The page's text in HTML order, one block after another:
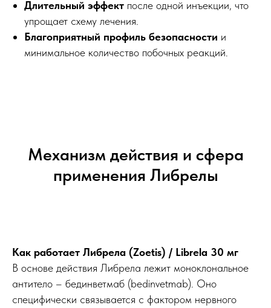
Длительный эффект после одной инъекции, что
упрощает схему лечения.
Благоприятный профиль безопасности и
минимальное количество побочных реакций.
Механизм действия и сфера
применения Либрелы
Как работает Либрела (Zoetis) / Librela 30 мг
В основе действия Либрела лежит моноклональное
антитело – бединветмаб (bedinvetmab). Оно
специфически связывается с фактором нервного